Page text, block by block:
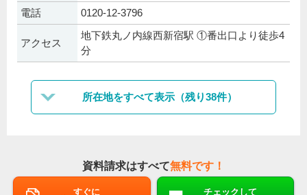
電話 0120-12-3796
アクセス
地下鉄丸ノ内線西新宿駅 ①番出口より徒歩4
分
所在地をすべて表示（残り38件）
資料請求はすべて無料です！
すぐに
チェックして